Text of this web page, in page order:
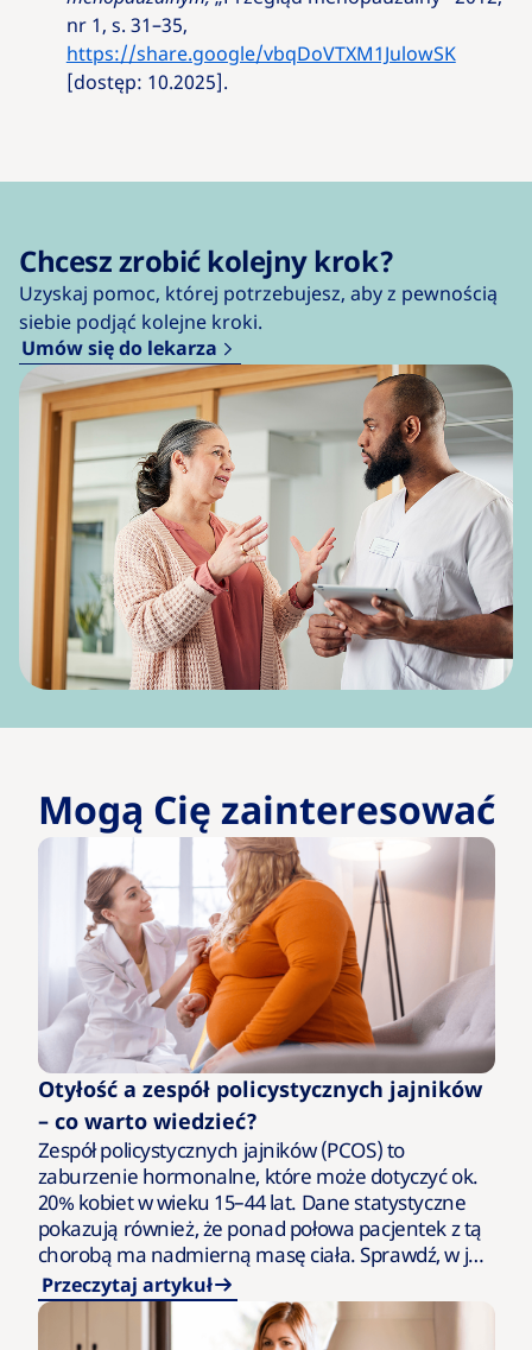
nr 1, s. 31–35,
https://share.google/vbqDoVTXM1JulowSK
[dostęp: 10.2025].
Chcesz zrobić kolejny krok?
Uzyskaj pomoc, której potrzebujesz, aby z pewnością
siebie podjąć kolejne kroki.
Umów się do lekarza
Mogą Cię zainteresować
Otyłość a zespół policystycznych jajników
– co warto wiedzieć?
Zespół policystycznych jajników (PCOS) to
zaburzenie hormonalne, które może dotyczyć ok.
20% kobiet w wieku 15–44 lat. Dane statystyczne
pokazują również, że ponad połowa pacjentek z tą
chorobą ma nadmierną masę ciała. Sprawdź, w jaki
sposób PCOS może…
Przeczytaj artykuł